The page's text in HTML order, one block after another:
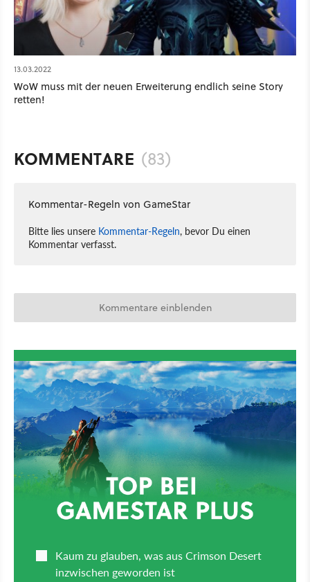
13.03.2022
WoW muss mit der neuen Erweiterung endlich seine Story
retten!
KOMMENTARE (83)
Kommentar-Regeln von GameStar
Bitte lies unsere Kommentar-Regeln, bevor Du einen
Kommentar verfasst.
Kommentare einblenden